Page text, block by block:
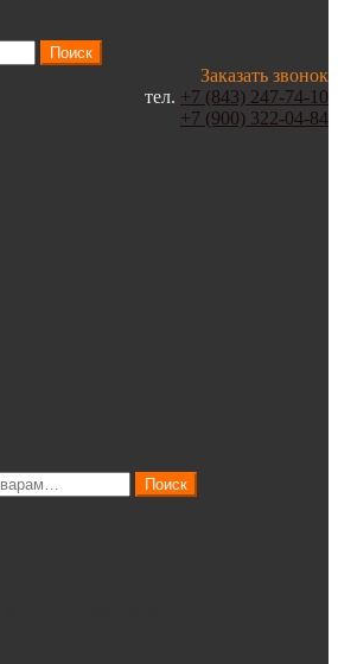
Поиск
Заказать звонок
тел. +7 (843) 247-74-10
+7 (900) 322-04-84
Поиск